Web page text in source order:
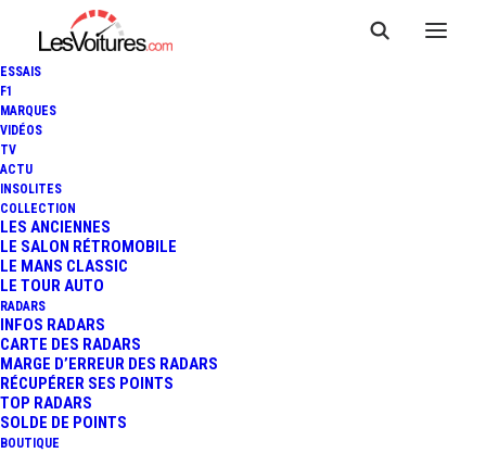
ESSAIS
F1
MARQUES
VIDÉOS
TV
ACTU
INSOLITES
COLLECTION
LES ANCIENNES
LE SALON RÉTROMOBILE
LE MANS CLASSIC
LE TOUR AUTO
RADARS
INFOS RADARS
CARTE DES RADARS
MARGE D’ERREUR DES RADARS
RÉCUPÉRER SES POINTS
TOP RADARS
SOLDE DE POINTS
BOUTIQUE
À la unemet en avant les
incontournables
l’univers de l’
lesévénements marquants
majeures et les
manquer. Restez informé avec ce qui fait
l’actualité.